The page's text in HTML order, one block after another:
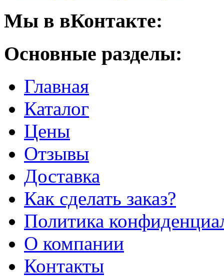
Мы в вКонтакте:
Основные разделы:
Главная
Каталог
Цены
Отзывы
Доставка
Как сделать заказ?
Политика
О компании
Контакты